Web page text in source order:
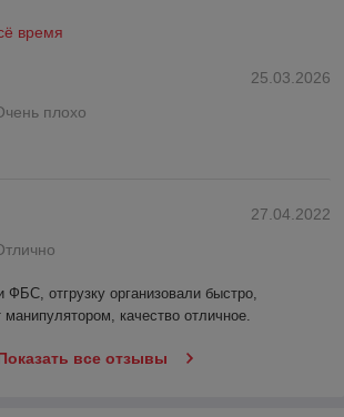
время
25.03.2026
плохо
27.04.2022
ФБС, отгрузку организовали быстро,
качество отличное.
все отзывы